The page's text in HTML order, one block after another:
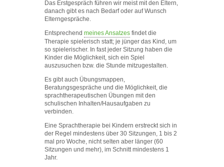
Das Erstgespräch führen wir meist mit den Eltern,
danach gibt es nach Bedarf oder auf Wunsch
Elterngespräche.
Entsprechend meines Ansatzes findet die
Therapie spielerisch statt; je jünger das Kind, um
so spielerischer. In fast jeder Sitzung haben die
Kinder die Möglichkeit, sich ein Spiel
auszusuchen bzw. die Stunde mitzugestalten.
Es gibt auch Übungsmappen,
Beratungsgespräche und die Möglichkeit, die
sprachtherapeutischen Übungen mit den
schulischen Inhalten/Hausaufgaben zu
verbinden.
Eine Sprachtherapie bei Kindern erstreckt sich in
der Regel mindestens über 30 Sitzungen, 1 bis 2
mal pro Woche, nicht selten aber länger (60
Sitzungen und mehr), im Schnitt mindestens 1
Jahr.